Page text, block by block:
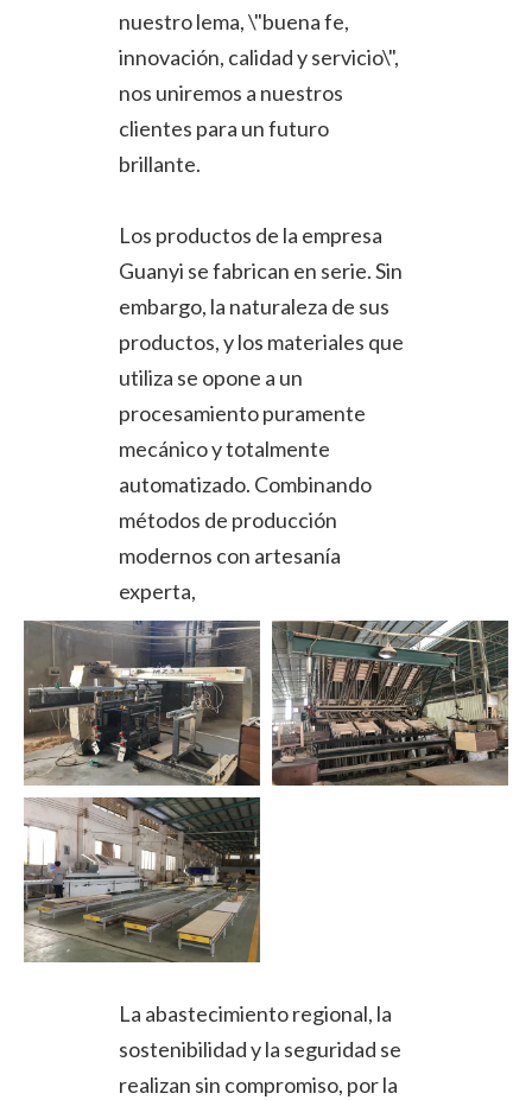
nuestro lema, \"buena fe,
innovación, calidad y servicio\",
nos uniremos a nuestros
clientes para un futuro
brillante.
Los productos de la empresa
Guanyi se fabrican en serie. Sin
embargo, la naturaleza de sus
productos, y los materiales que
utiliza se opone a un
procesamiento puramente
mecánico y totalmente
automatizado. Combinando
métodos de producción
modernos con artesanía
experta,
La abastecimiento regional, la
sostenibilidad y la seguridad se
realizan sin compromiso, por la